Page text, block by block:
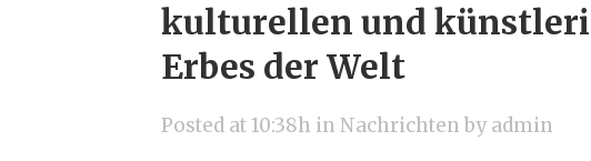
kulturellen und
Erbes der Welt
Posted at 10:38h in Nachrichten by admin